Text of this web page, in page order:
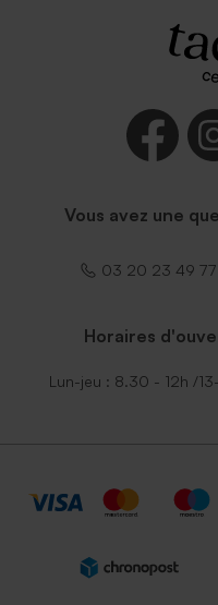
Vous avez une
03 20 23 49 77
Horaires
Lun-jeu : 8.30 - 12h /